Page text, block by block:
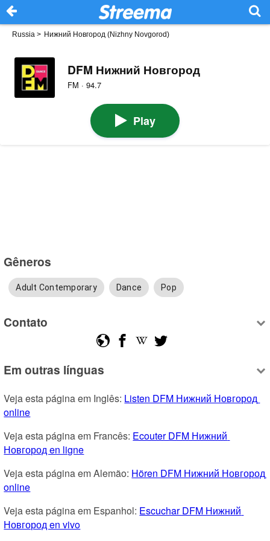
Russia > Нижний Новгород (Nizhny Novgorod)
DFM Нижний Новгород
FM · 94.7
Play
Gêneros
Adult Contemporary Dance Pop
Contato
Em outras línguas
Veja esta página em Inglês: Listen DFM Нижний Новгород
online
Veja esta página em Francês: Ecouter DFM Нижний
Новгород en ligne
Veja esta página em Alemão: Hören DFM Нижний Новгород
online
Veja esta página em Espanhol: Escuchar DFM Нижний
Новгород en vivo